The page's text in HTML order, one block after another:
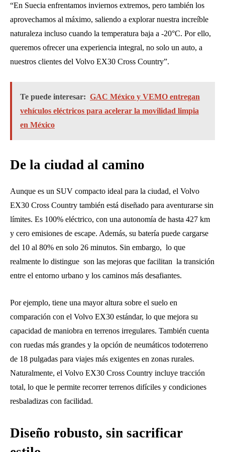
“En Suecia enfrentamos inviernos extremos, pero también los
aprovechamos al máximo, saliendo a explorar nuestra increíble
naturaleza incluso cuando la temperatura baja a -20°C. Por ello,
queremos ofrecer una experiencia integral, no solo un auto, a
nuestros clientes del Volvo EX30 Cross Country”.
Te puede interesar: GAC México y VEMO entregan
vehículos eléctricos para acelerar la movilidad limpia
en México
De la ciudad al camino
Aunque es un SUV compacto ideal para la ciudad, el Volvo
EX30 Cross Country también está diseñado para aventurarse sin
límites. Es 100% eléctrico, con una autonomía de hasta 427 km
y cero emisiones de escape. Además, su batería puede cargarse
del 10 al 80% en solo 26 minutos. Sin embargo, ​ lo que
realmente lo distingue ​ son las mejoras que facilitan ​ la transición
entre el entorno urbano y los caminos más desafiantes.
Por ejemplo, tiene una mayor altura sobre el suelo en
comparación con el Volvo EX30 estándar, lo que mejora su
capacidad de maniobra en terrenos irregulares. También cuenta
con ruedas más grandes y la opción de neumáticos todoterreno
de 18 pulgadas para viajes más exigentes en zonas rurales.
Naturalmente, el Volvo EX30 Cross Country incluye tracción
total, lo que le permite recorrer terrenos difíciles y condiciones
resbaladizas con facilidad.
Diseño robusto, sin sacrificar